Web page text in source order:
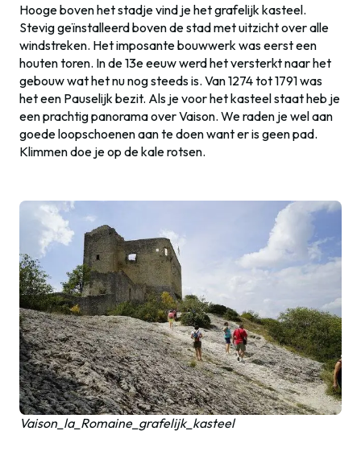
Hooge boven het stadje vind je het grafelijk kasteel.
Stevig geïnstalleerd boven de stad met uitzicht over alle
windstreken. Het imposante bouwwerk was eerst een
houten toren. In de 13e eeuw werd het versterkt naar het
gebouw wat het nu nog steeds is. Van 1274 tot 1791 was
het een Pauselijk bezit. Als je voor het kasteel staat heb je
een prachtig panorama over Vaison. We raden je wel aan
goede loopschoenen aan te doen want er is geen pad.
Klimmen doe je op de kale rotsen.
Vaison_la_Romaine_grafelijk_kasteel